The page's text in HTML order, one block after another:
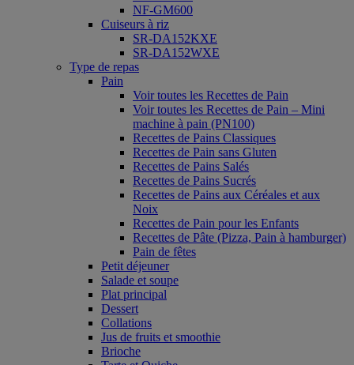
NF-GM600
Cuiseurs à riz
SR-DA152KXE
SR-DA152WXE
Type de repas
Pain
Voir toutes les Recettes de Pain
Voir toutes les Recettes de Pain – Mini
machine à pain (PN100)
Recettes de Pains Classiques
Recettes de Pain sans Gluten
Recettes de Pains Salés
Recettes de Pains Sucrés
Recettes de Pains aux Céréales et aux
Noix
Recettes de Pain pour les Enfants
Recettes de Pâte (Pizza, Pain à hamburger)
Pain de fêtes
Petit déjeuner
Salade et soupe
Plat principal
Dessert
Collations
Jus de fruits et smoothie
Brioche